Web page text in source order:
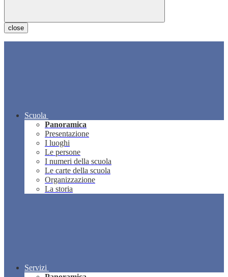
close
Scuola
Panoramica
Presentazione
I luoghi
Le persone
I numeri della scuola
Le carte della scuola
Organizzazione
La storia
Servizi